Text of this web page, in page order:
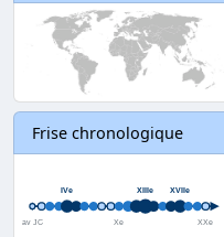
Frise chronologique